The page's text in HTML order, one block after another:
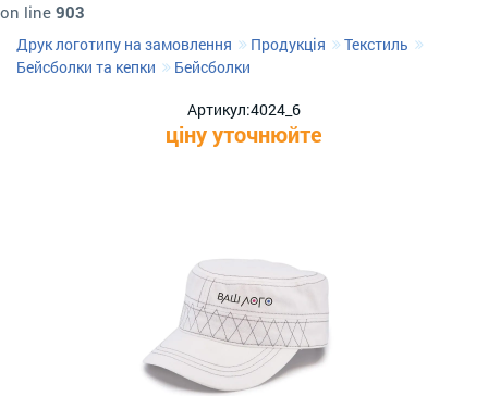
on line 903
Друк логотипу на замовлення Продукція
Текстиль
Бейсболки та кепки
Бейсболки
Артикул:4024_6
ціну уточнюйте